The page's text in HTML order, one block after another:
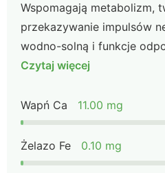
Wspomagają metabolizm,
przekazywanie impulsów
wodno-solną i funkcje
Czytaj więcej
Wapń Ca 11.00 mg
Żelazo Fe 0.10 mg